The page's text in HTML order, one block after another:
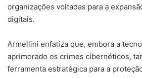
organizações voltadas para a
digitais.
Armellini enfatiza que, embora a
aprimorado os crimes cibernéticos,
ferramenta estratégica para a